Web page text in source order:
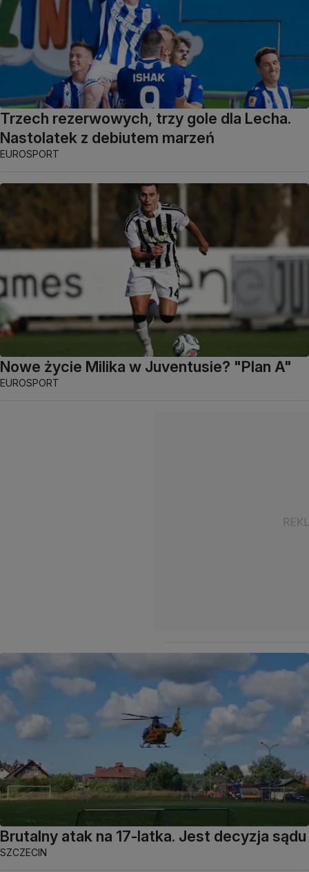
Trzech rezerwowych, trzy gole dla Lecha.
Nastolatek z debiutem marzeń
EUROSPORT
Nowe życie Milika w Juventusie? "Plan A"
EUROSPORT
Brutalny atak na 17-latka. Jest decyzja sądu
SZCZECIN